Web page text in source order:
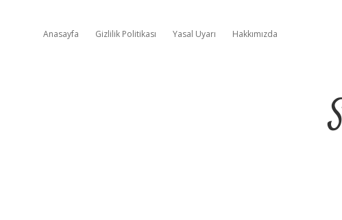
Anasayfa Gizlilik Politikası Yasal Uyarı Hakkımızda